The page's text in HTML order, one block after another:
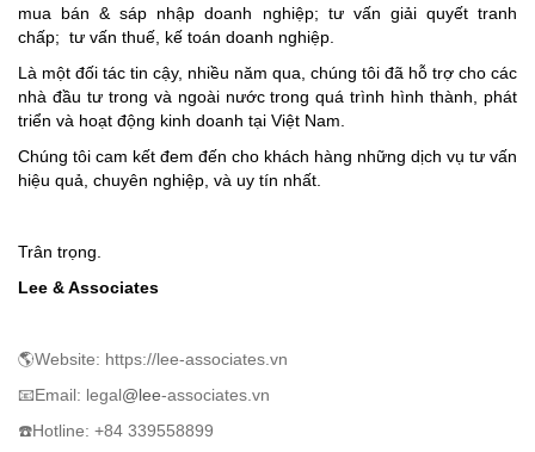
mua
bán & sáp nhập doanh nghiệp; tư vấn giải quyết tranh
chấp; tư vấn thuế, kế toán doanh nghiệp.
Là một đối tác tin cậy, nhiều năm qua, chúng tôi đã hỗ trợ cho các
nhà đầu tư trong và ngoài nướctrong quá trình hình thành, phát
triển và hoạt động kinh doanh tại Việt Nam.
Chúng tôi cam kết đem đến cho khách hàng những dịch vụ tư vấn
hiệu quả, chuyên nghiệp, và uy tín nhất.
Trân trọng.
Lee & Associates
🌎Website: https://lee-associates.vn
📧Email: legal@lee-associates.vn
☎️Hotline: +84 339558899